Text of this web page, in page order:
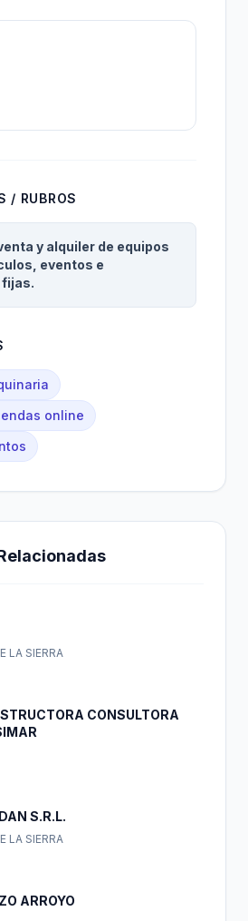
/ RUBROS
y alquiler de equipos
eventos e
online
LA SIERRA
CONSULTORA
S.R.L.
LA SIERRA
ARROYO